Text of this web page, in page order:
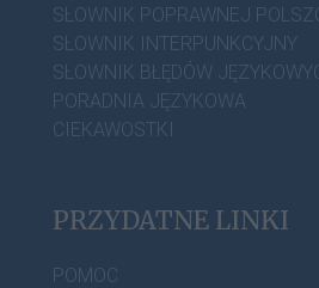
SŁOWNIK POPRAWNEJ
SŁOWNIK INTERPUNKCYJNY
SŁOWNIK BŁĘDÓW
PORADNIA JĘZYKOWA
CIEKAWOSTKI
PRZYDATNE LINKI
POMOC